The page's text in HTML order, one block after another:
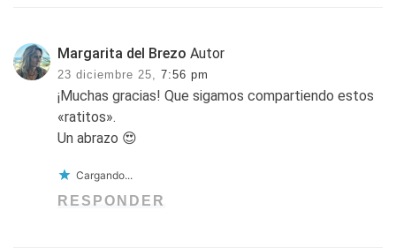
Margarita del Brezo Autor
23 diciembre 25, 7:56 pm
¡Muchas gracias! Que sigamos compartiendo estos
«ratitos».
Un abrazo 😍
Cargando...
RESPONDER